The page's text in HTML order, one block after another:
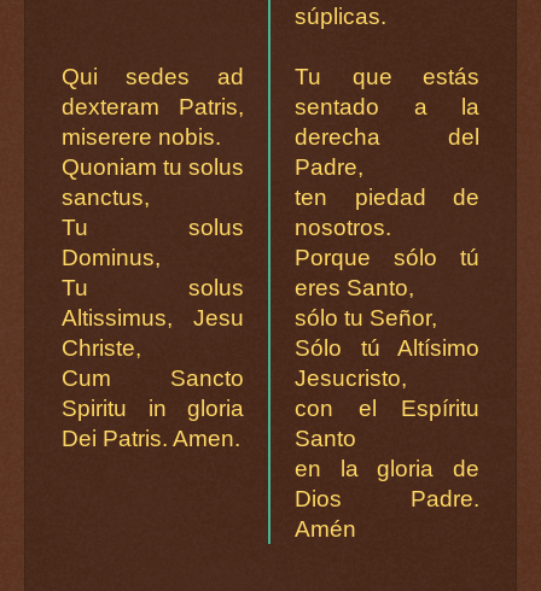
Qui sedes ad
dexteram Patris,
miserere nobis.
Quoniam tu solus
sanctus,
Tu solus
Dominus,
Tu solus
Altissimus, Jesu
Christe,
Cum Sancto
Spiritu in gloria
Dei Patris. Amen.
súplicas.
Tu que estás
sentado a la
derecha del
Padre,
ten piedad de
nosotros.
Porque sólo tú
eres Santo,
sólo tu Señor,
Sólo tú Altísimo
Jesucristo,
con el Espíritu
Santo
en la gloria de
Dios Padre.
Amén